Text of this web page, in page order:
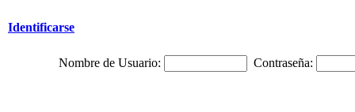
Identificarse
Nombre de Usuario: Contraseña: